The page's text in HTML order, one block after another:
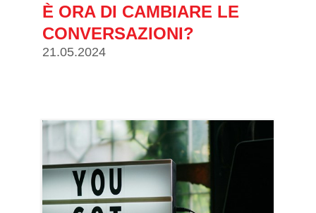
È ORA DI CAMBIARE LE
CONVERSAZIONI?
21.05.2024